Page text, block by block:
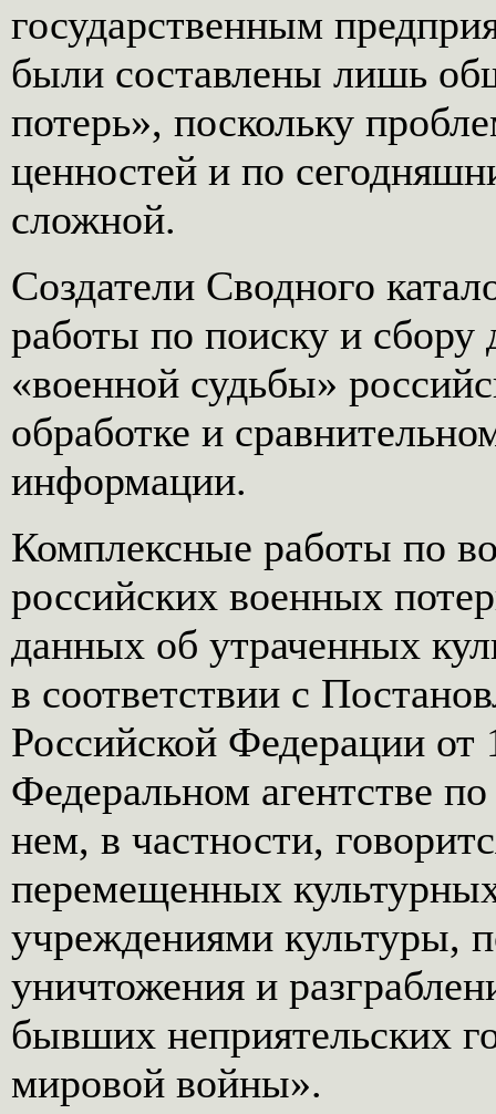
государственным
были составлены лишь
потерь», поскольку
ценностей и по
сложной.
Создатели Сводного
работы по поиску и
«военной судьбы»
обработке и
информации.
Комплексные работы по
российских военных
данных об утраченных
в соответствии с
Российской Федерации
Федеральном агентстве
нем, в частности,
перемещенных
учреждениями культуры,
уничтожения и
бывших неприятельских
мировой войны».